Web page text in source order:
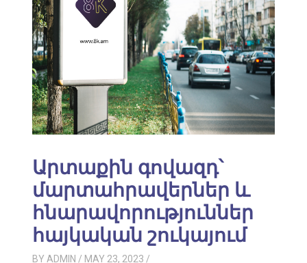
Արտաքին գովազդ՝
մարտահրավերներ և
հնարավորություններ
հայկական շուկայում
BY ADMIN / MAY 23, 2023 /